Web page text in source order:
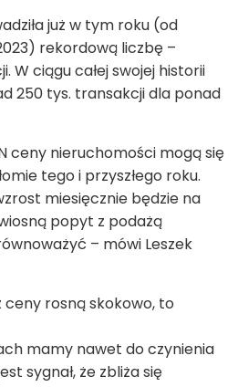
już w tym roku (od
rekordową liczbę –
W ciągu całej swojej historii
250 tys. transakcji dla ponad
ceny nieruchomości mogą się
tego i przyszłego roku.
miesięcznie będzie na
popyt z podażą
– mówi Leszek
rosną skokowo, to
mamy nawet do czynienia
sygnał, że zbliża się